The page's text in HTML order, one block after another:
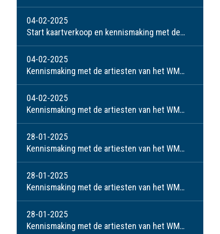
04-02-2025
Start kaartverkoop en kennismaking met de artiesten van het WMW: Ben de Kort
04-02-2025
Kennismaking met de artiesten van het WMW: Jolande en Peter
04-02-2025
Kennismaking met de artiesten van het WMW: Linda Jacobs
28-01-2025
Kennismaking met de artiesten van het WMW: Leo Willems
28-01-2025
Kennismaking met de artiesten van het WMW: Danielle Emonds
28-01-2025
Kennismaking met de artiesten van het WMW: Anja en Mark